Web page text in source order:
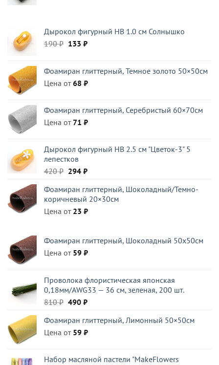
Дырокол фигурный HB 1.0 см Солнышко
190₽ Первоначальная
190 ₽.
133 ₽Текущая
Фоамиран глиттерный, Темное золото 50×50см
Цена от68 ₽
Фоамиран глиттерный, Серебристый 60×70см
Цена от 71 ₽
Дырокол фигурный HB 2.5 см "Цветок-3" 5
лепестков
420₽ Первоначальная
составляла
420 ₽.
294 ₽Текущая
294 ₽.
Фоамиран глиттерный, Шоколадный/Темно-
коричневый 20×30см
Цена от 23 ₽
Фоамиран глиттерный, Шоколадный 50x50см
Цена от 59 ₽
Проволока флористическая японская
0,18мм/AWG33 — 36 см, зеленая, 200 шт.
810₽ Первоначальная
составляла
810 ₽.
490 ₽Текущая
490 ₽.
Фоамиран глиттерный, Лимонный 50×50см
Цена от 59 ₽
Набор масляной пастели "MakeFlowers